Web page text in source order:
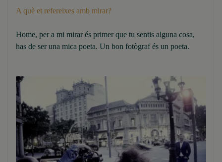
A què et refereixes amb mirar?
Home, per a mi mirar és primer que tu sentis alguna cosa,
has de ser una mica poeta. Un bon fotògraf és un poeta.